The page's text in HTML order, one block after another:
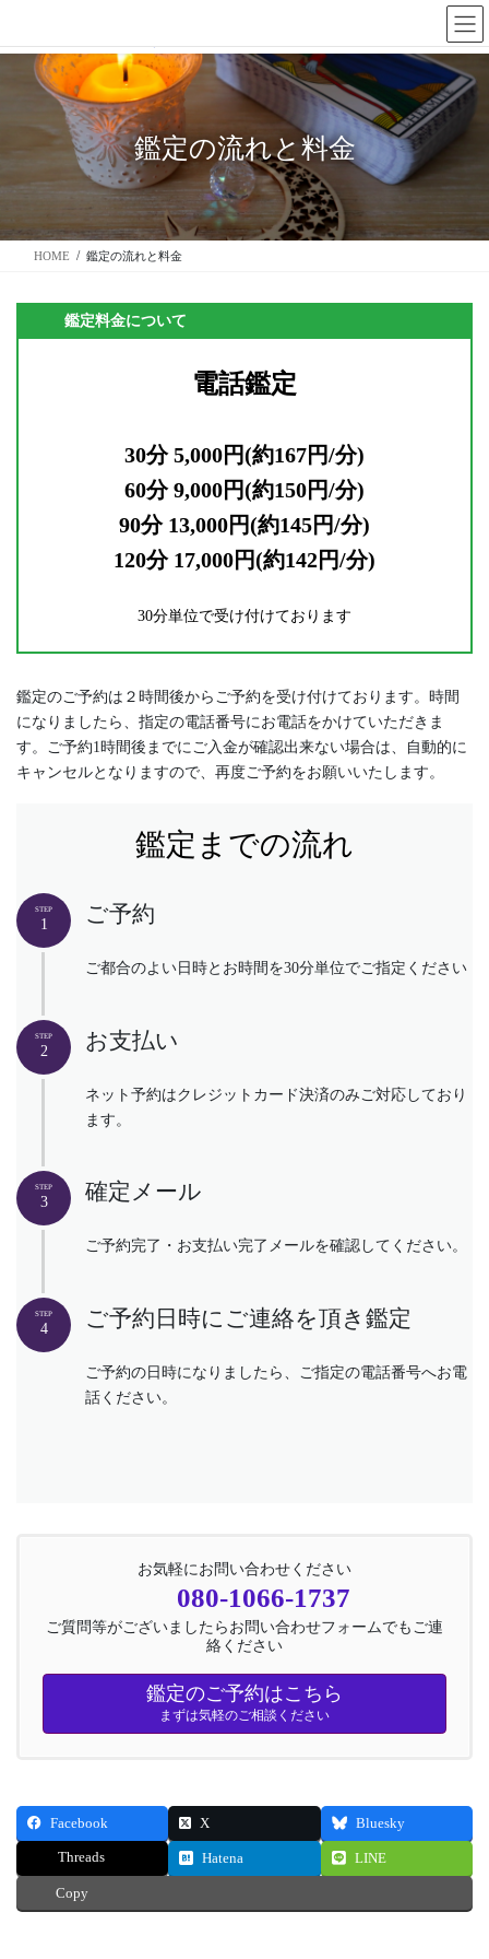
テ
ゲ
鑑定の流れと料金
HOME 鑑定の流れと料金
鑑定料金について
電話鑑定
30分 5,000円(約167円/分)
60分 9,000円(約150円/分)
90分 13,000円(約145円/分)
120分 17,000円(約142円/分)
30分単位で受け付けております
鑑定のご予約は２時間後からご予約を受け付けております。時間
になりましたら、指定の電話番号にお電話をかけていただきま
す。ご予約1時間後までにご入金が確認出来ない場合は、自動的に
キャンセルとなりますので、再度ご予約をお願いいたします。
鑑定までの流れ
ご予約
ご都合のよい日時とお時間を30分単位でご指定ください
STEP
1
お支払い
ネット予約はクレジットカード決済のみご対応しており
ます。
STEP
2
確定メール
ご予約完了・お支払い完了メールを確認してください。
STEP
3
ご予約日時にご連絡を頂き鑑定
ご予約の日時になりましたら、ご指定の電話番号へお電
話ください。
STEP
4
お気軽にお問い合わせください
080-1066-1737
ご質問等がございましたらお問い合わせフォームでもご連
絡ください
鑑定のご予約はこちら
まずは気軽のご相談ください
Facebook X Bluesky
Threads Hatena LINE
Copy